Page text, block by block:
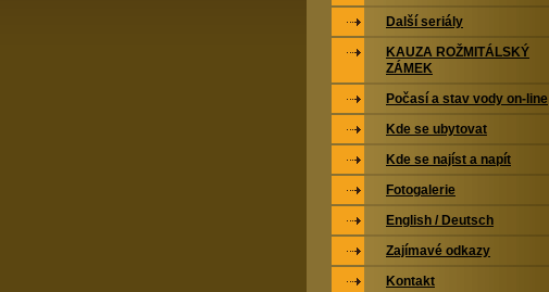
Další seriály
KAUZA ROŽMITÁLSKÝ
ZÁMEK
Počasí a stav vody on-line
Kde se ubytovat
Kde se najíst a napít
Fotogalerie
English / Deutsch
Zajímavé odkazy
Kontakt